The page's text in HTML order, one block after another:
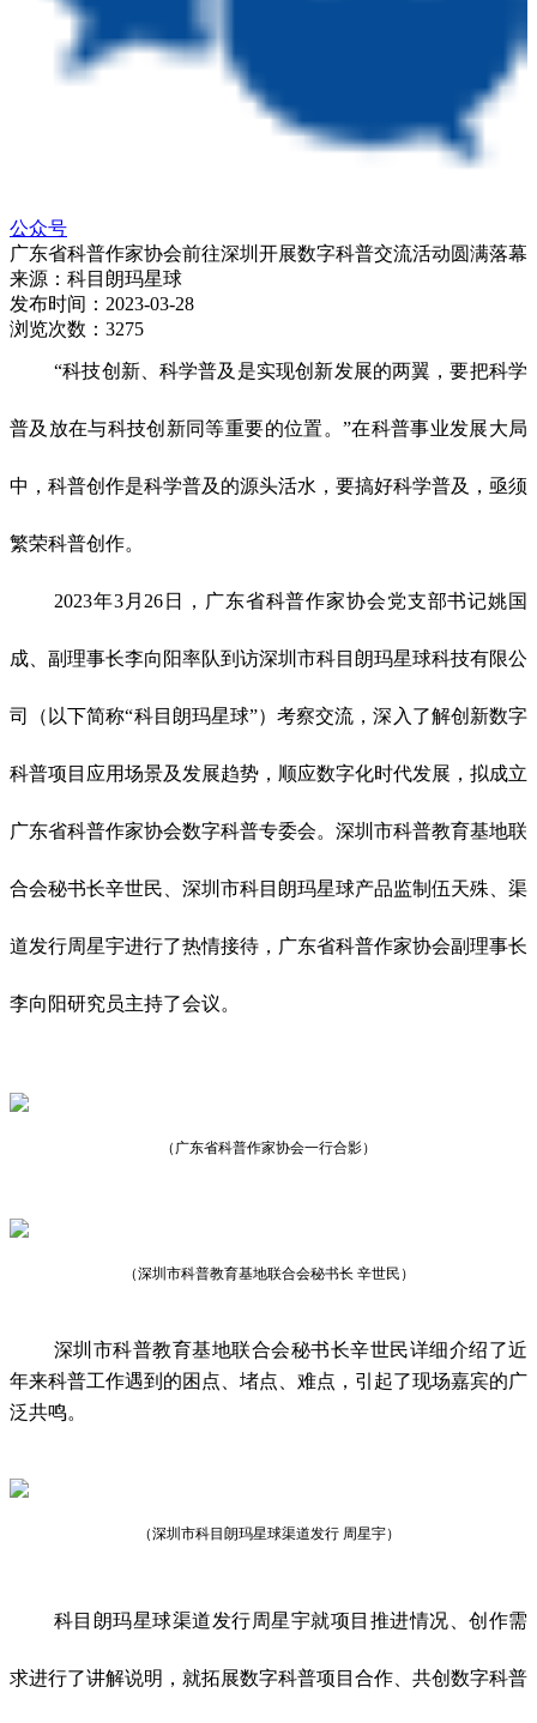
公众号
广东省科普作家协会前往深圳开展数字科普交流活动圆满落幕
来源： 科目朗玛星球
发布时间： 2023-03-28
浏览次数： 3275
“科技创新、科学普及是实现创新发展的两翼，要把科学
普及放在与科技创新同等重要的位置。”在科普事业发展大局
中，科普创作是科学普及的源头活水，要搞好科学普及，亟须
繁荣科普创作。
2023年3月26日，广东省科普作家协会党支部书记姚国
成、副理事长李向阳率队到访深圳市科目朗玛星球科技有限公
司（以下简称“科目朗玛星球”）考察交流，深入了解创新数字
科普项目应用场景及发展趋势，顺应数字化时代发展，拟成立
广东省科普作家协会数字科普专委会。深圳市科普教育基地联
合会秘书长辛世民、深圳市科目朗玛星球产品监制伍天殊、渠
道发行周星宇进行了热情接待，广东省科普作家协会副理事长
李向阳研究员主持了会议。
（广东省科普作家协会一行合影）
（深圳市科普教育基地联合会秘书长 辛世民）
深圳市科普教育基地联合会秘书长辛世民详细介绍了近
年来科普工作遇到的困点、堵点、难点，引起了现场嘉宾的广
泛共鸣。
（深圳市科目朗玛星球渠道发行 周星宇）
科目朗玛星球渠道发行周星宇就项目推进情况、创作需
求进行了讲解说明，就拓展数字科普项目合作、共创数字科普